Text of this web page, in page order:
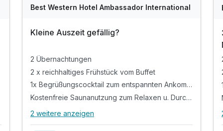
Best Western Hotel Ambassador International
Kleine Auszeit gefällig?
2 Übernachtungen
2 x reichhaltiges Frühstück vom Buffet
1x Begrüßungscocktail zum entspannten Ankommen
Kostenfreie Saunanutzung zum Relaxen u. Durchatmen
Alle Inklusivleistungen
2 weitere anzeigen